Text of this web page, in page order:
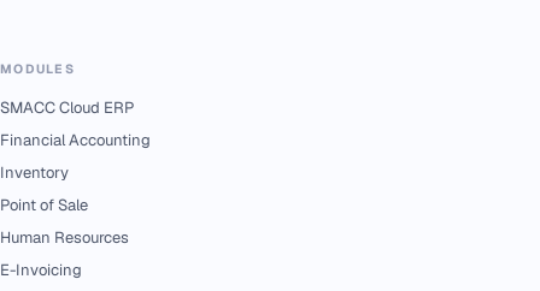
MODULES
SMACC Cloud ERP
Financial Accounting
Inventory
Point of Sale
Human Resources
E-Invoicing